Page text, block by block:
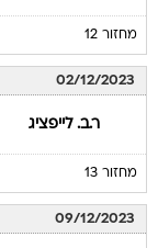
מחזור 12
02/12/2023
ר.ב. לייפציג
מחזור 13
09/12/2023